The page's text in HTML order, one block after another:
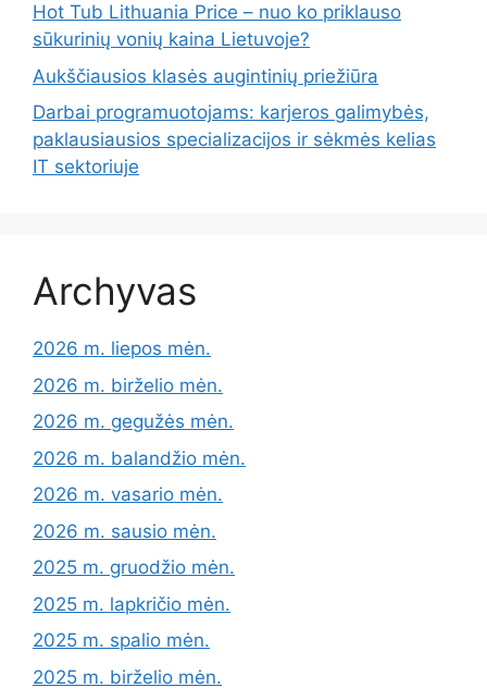
Hot Tub Lithuania Price – nuo ko priklauso
sūkurinių vonių kaina Lietuvoje?
Aukščiausios klasės augintinių priežiūra
Darbai programuotojams: karjeros galimybės,
paklausiausios specializacijos ir sėkmės kelias
IT sektoriuje
Archyvas
2026 m. liepos mėn.
2026 m. birželio mėn.
2026 m. gegužės mėn.
2026 m. balandžio mėn.
2026 m. vasario mėn.
2026 m. sausio mėn.
2025 m. gruodžio mėn.
2025 m. lapkričio mėn.
2025 m. spalio mėn.
2025 m. birželio mėn.